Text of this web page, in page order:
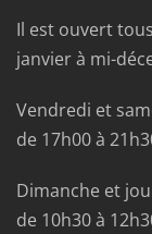
Il est ouvert
janvier à mi-
Vendredi et
de 17h00 à
Dimanche et
de 10h30 à